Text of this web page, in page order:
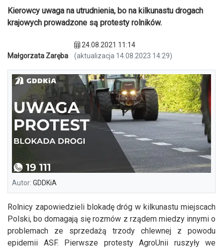
Kierowcy uwaga na utrudnienia, bo na kilkunastu drogach
krajowych prowadzone są protesty rolników.
Małgorzata Zaręba
24.08.2021 11:14
(aktualizacja 14.08.2023 14:29)
Autor: GDDKiA
Rolnicy zapowiedzieli blokadę dróg w kilkunastu miejscach
Polski, bo domagają się rozmów z rządem miedzy innymi o
problemach ze sprzedażą trzody chlewnej z powodu
epidemii ASF. Pierwsze protesty AgroUnii ruszyły we